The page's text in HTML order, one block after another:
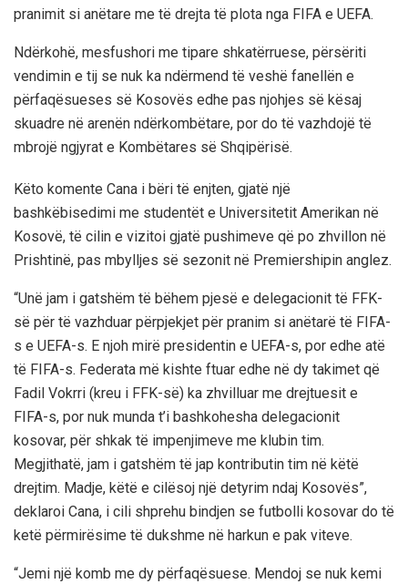
pranimit si anëtare me të drejta të plota nga FIFA e UEFA.
Ndërkohë, mesfushori me tipare shkatërruese, përsëriti
vendimin e tij se nuk ka ndërmend të veshë fanellën e
përfaqësueses së Kosovës edhe pas njohjes së kësaj
skuadre në arenën ndërkombëtare, por do të vazhdojë të
mbrojë ngjyrat e Kombëtares së Shqipërisë.
Këto komente Cana i bëri të enjten, gjatë një
bashkëbisedimi me studentët e Universitetit Amerikan në
Kosovë, të cilin e vizitoi gjatë pushimeve që po zhvillon në
Prishtinë, pas mbylljes së sezonit në Premiershipin anglez.
“Unë jam i gatshëm të bëhem pjesë e delegacionit të FFK-
së për të vazhduar përpjekjet për pranim si anëtarë të FIFA-
s e UEFA-s. E njoh mirë presidentin e UEFA-s, por edhe atë
të FIFA-s. Federata më kishte ftuar edhe në dy takimet që
Fadil Vokrri (kreu i FFK-së) ka zhvilluar me drejtuesit e
FIFA-s, por nuk munda t’i bashkohesha delegacionit
kosovar, për shkak të impenjimeve me klubin tim.
Megjithatë, jam i gatshëm të jap kontributin tim në këtë
drejtim. Madje, këtë e cilësoj një detyrim ndaj Kosovës”,
deklaroi Cana, i cili shprehu bindjen se futbolli kosovar do të
ketë përmirësime të dukshme në harkun e pak viteve.
“Jemi një komb me dy përfaqësuese. Mendoj se nuk kemi